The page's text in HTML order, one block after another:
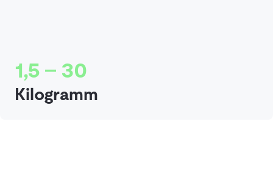
1,5 - 30
Kilogramm